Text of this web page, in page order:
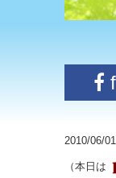
2010/06/
（本日は